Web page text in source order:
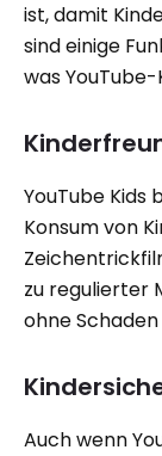
ist, damit
sind einige
was
YouTube
Konsum von
zu regulierter
ohne
Auch wenn